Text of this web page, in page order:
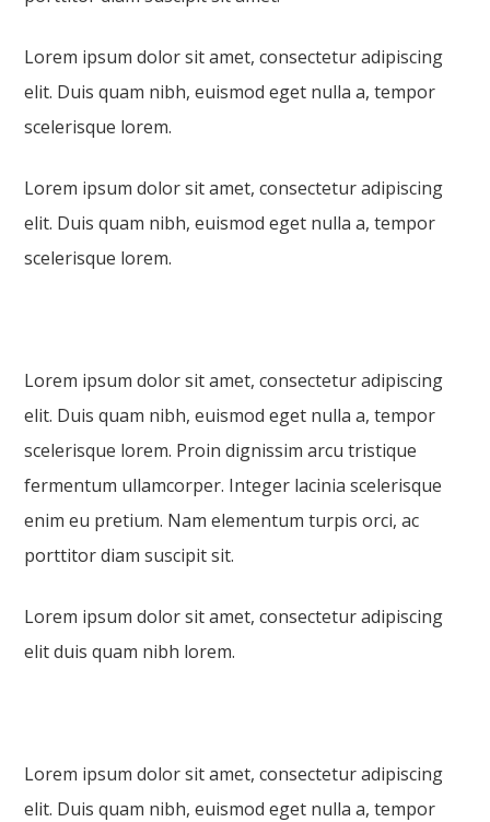
Lorem ipsum dolor sit amet, consectetur adipiscing
elit. Duis quam nibh, euismod eget nulla a, tempor
scelerisque lorem.
Lorem ipsum dolor sit amet, consectetur adipiscing
elit. Duis quam nibh, euismod eget nulla a, tempor
scelerisque lorem.
Lorem ipsum dolor sit amet, consectetur adipiscing
elit. Duis quam nibh, euismod eget nulla a, tempor
scelerisque lorem. Proin dignissim arcu tristique
fermentum ullamcorper. Integer lacinia scelerisque
enim eu pretium. Nam elementum turpis orci, ac
porttitor diam suscipit sit.
Lorem ipsum dolor sit amet, consectetur adipiscing
elit duis quam nibh lorem.
Lorem ipsum dolor sit amet, consectetur adipiscing
elit. Duis quam nibh, euismod eget nulla a, tempor